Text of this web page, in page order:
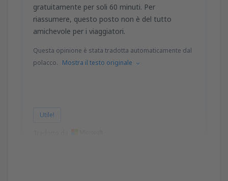
gratuitamente per soli 60 minuti. Per
riassumere, questo posto non è del tutto
amichevole per i viaggiatori.
Questa opinione è stata tradotta automaticamente dal
polacco. Mostra il testo originale
Utile!